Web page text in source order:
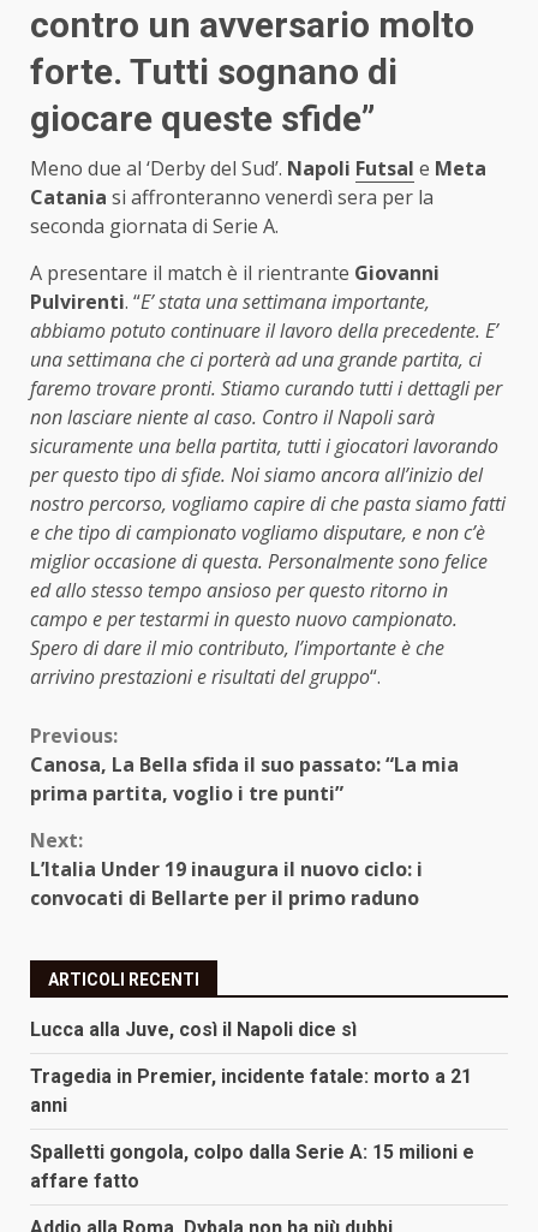
contro un avversario molto
forte. Tutti sognano di
giocare queste sfide”
Meno due al ‘Derby del Sud’. Napoli Futsal e Meta
Catania si affronteranno venerdì sera per la
seconda giornata di Serie A.
A presentare il match è il rientrante Giovanni
Pulvirenti. “E’ stata una settimana importante,
abbiamo potuto continuare il lavoro della precedente. E’
una settimana che ci porterà ad una grande partita, ci
faremo trovare pronti. Stiamo curando tutti i dettagli per
non lasciare niente al caso. Contro il Napoli sarà
sicuramente una bella partita, tutti i giocatori lavorando
per questo tipo di sfide. Noi siamo ancora all’inizio del
nostro percorso, vogliamo capire di che pasta siamo fatti
e che tipo di campionato vogliamo disputare, e non c’è
miglior occasione di questa. Personalmente sono felice
ed allo stesso tempo ansioso per questo ritorno in
campo e per testarmi in questo nuovo campionato.
Spero di dare il mio contributo, l’importante è che
arrivino prestazioni e risultati del gruppo“.
Continue
Reading
Previous:
Canosa, La Bella sfida il suo passato: “La mia
prima partita, voglio i tre punti”
Next:
L’Italia Under 19 inaugura il nuovo ciclo: i
convocati di Bellarte per il primo raduno
ARTICOLI RECENTI
Lucca alla Juve, così il Napoli dice sì
Tragedia in Premier, incidente fatale: morto a 21
anni
Spalletti gongola, colpo dalla Serie A: 15 milioni e
affare fatto